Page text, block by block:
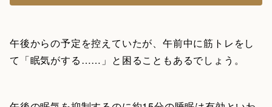
午後からの予定を控えていたが、午前中に筋トレをし
て「眠気がする……」と困ることもあるでしょう。